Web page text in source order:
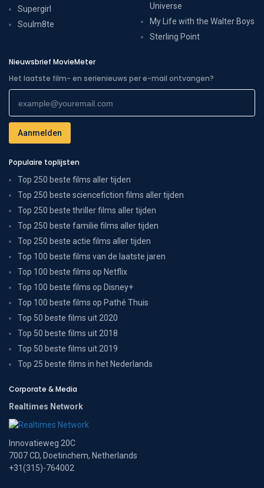
Supergirl
Soulm8te
Universe
My Life with the Walter Boys
Sterling Point
Nieuwsbrief MovieMeter
Het laatste film- en serienieuws per e-mail ontvangen?
Populaire toplijsten
Top 250 beste films aller tijden
Top 250 beste sciencefiction films aller tijden
Top 250 beste thriller films aller tijden
Top 250 beste familie films aller tijden
Top 250 beste actie films aller tijden
Top 100 beste films van de laatste jaren
Top 100 beste films op Netflix
Top 100 beste films op Disney+
Top 100 beste films op Pathé Thuis
Top 50 beste films uit 2020
Top 50 beste films uit 2018
Top 50 beste films uit 2019
Top 25 beste films in het Nederlands
Corporate & Media
Realtimes Network
Innovatieweg 20C
7007 CD, Doetinchem, Netherlands
+31(315)-764002